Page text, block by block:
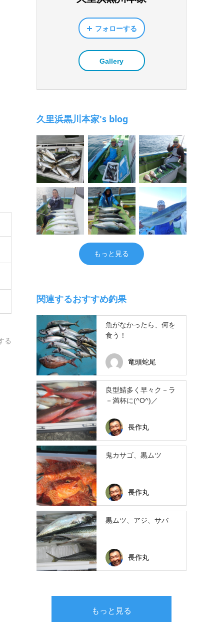
る
フォローする
Gallery
久里浜黒川本家's blog
もっと見る
関連するおすすめ釣果
魚がなかったら、何を
食う！
竜頭蛇尾
良型鯖多く早々ク－ラ
－満杯に(^O^)／
長作丸
鬼カサゴ、黒ムツ
長作丸
黒ムツ、アジ、サバ
長作丸
もっと見る